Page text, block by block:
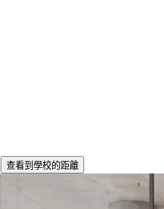
查看到學校的距離